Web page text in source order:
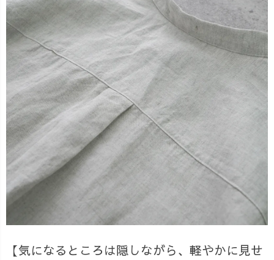
【気になるところは隠しながら、軽やかに見せ